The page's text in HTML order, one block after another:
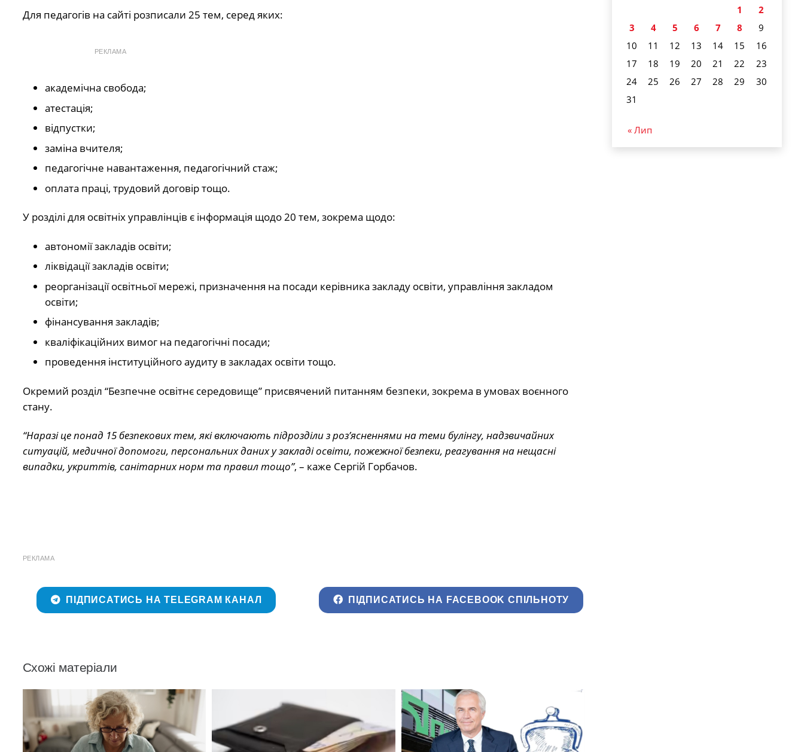
Для педагогів на сайті розписали 25 тем, серед яких:
РЕКЛАМА
академічна свобода;
атестація;
відпустки;
заміна вчителя;
педагогічне навантаження, педагогічний стаж;
оплата праці, трудовий договір тощо.
У розділі для освітніх управлінців є інформація щодо 20 тем, зокрема щодо:
автономії закладів освіти;
ліквідації закладів освіти;
реорганізації освітньої мережі, призначення на посади керівника закладу освіти, управління закладом
освіти;
фінансування закладів;
кваліфікаційних вимог на педагогічні посади;
проведення інституційного аудиту в закладах освіти тощо.
Окремий розділ “Безпечне освітнє середовище” присвячений питанням безпеки, зокрема в умовах воєнного
стану.
“Наразі це понад 15 безпекових тем, які включають підрозділи з роз’ясненнями на теми булінгу, надзвичайних
ситуацій, медичної допомоги, персональних даних у закладі освіти, пожежної безпеки, реагування на нещасні
випадки, укриттів, санітарних норм та правил тощо”, – каже Сергій Горбачов.
РЕКЛАМА
ПІДПИСАТИСЬ НА TELEGRAM КАНАЛ ПІДПИСАТИСЬ НА FACEBOOK СПІЛЬНОТУ
Схожі матеріали
1
2
3
4 5 6 7 8
9
10
11 12 13 14 15
16
17
18 19 20 21 22
23
24
25 26 27 28 29
30
31
« Лип